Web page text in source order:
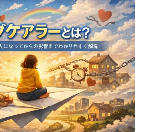
・感情整理
・繰り返すパターン
ド・回復
ィップ」